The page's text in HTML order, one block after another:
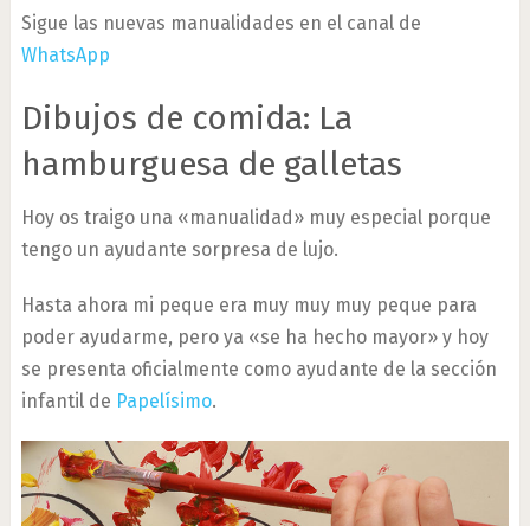
Sigue las nuevas manualidades en el canal de
WhatsApp
Dibujos de comida: La
hamburguesa de galletas
Hoy os traigo una «manualidad» muy especial porque
tengo un ayudante sorpresa de lujo.
Hasta ahora mi peque era muy muy muy peque para
poder ayudarme, pero ya «se ha hecho mayor» y hoy
se presenta oficialmente como ayudante de la sección
infantil de Papelísimo.